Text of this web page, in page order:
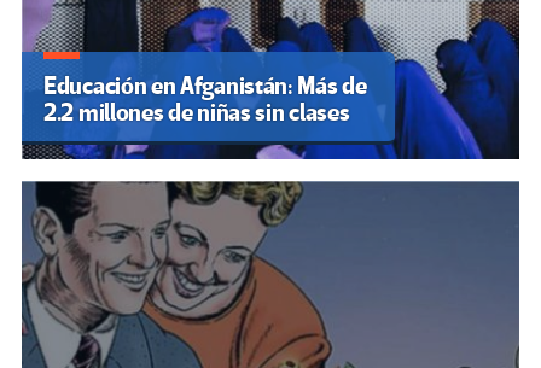
Educación en Afganistán: Más de
2.2 millones de niñas sin clases